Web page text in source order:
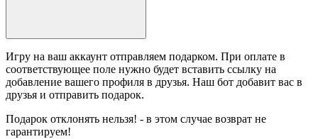
Игру на ваш аккаунт отправляем подарком. При оплате в
соответствующее поле нужно будет вставить ссылку на
добавление вашего профиля в друзья. Наш бот добавит вас в
друзья и отправить подарок.
Подарок отклонять нельзя! - в этом случае возврат не
гарантируем!